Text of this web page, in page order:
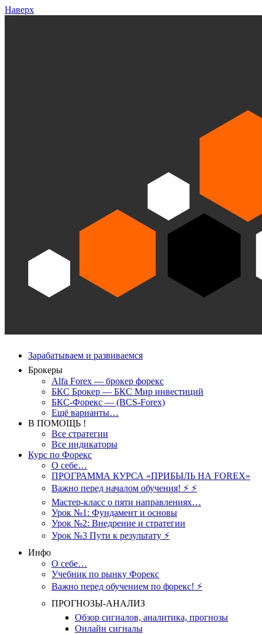
Наверх
Зарабатываем и развиваемся
Брокеры
Alfa Forex — брокер форекс
БКС Брокер — БКС Мир инвестиций
БКС-Форекс — (BCS-Forex)
Ещё варианты…
В ПОМОЩЬ !
Все стратегии
Все индикаторы
Курс по Форекс
О себе…
ПРОГРАММА КУРСА «ПРИБЫЛЬ НА FOREX»
Важно перед началом обучения! ⚡ ⚡
Мастер-класс о пяти направлениях…
Урок №1: Фундамент и основы
Урок №2: Внедрение и стратегии
Урок №3 Пути к результату ⚡️
Инфо
О себе…
Учебник по рынку Форекс
Важно перед обучением по форекс! ⚡
ПРОГНОЗЫ-АНАЛИЗ
Обзор сигналов, аналитика, прогнозы
Онлайн сигналы